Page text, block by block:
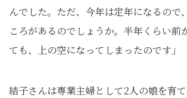
んでした。ただ、今年は定年になるので
ころがあるのでしょうか。半年くらい前
ても、上の空になってしまったのです」
結子さんは専業主婦として2人の娘を育